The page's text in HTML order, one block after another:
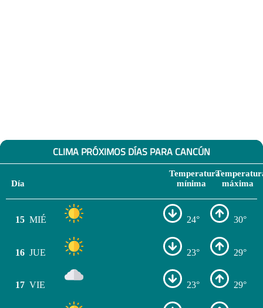
CLIMA PRÓXIMOS DÍAS PARA CANCÚN
Día
Temperatura
mínima
máxima
15 MIÉ 24° 30°
16 JUE 23° 29°
17 VIE 23° 29°